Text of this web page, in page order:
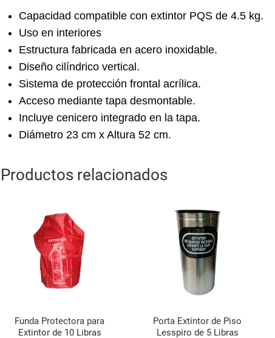
Capacidad compatible con extintor PQS de 4.5 kg.
Uso en interiores
Estructura fabricada en acero inoxidable.
Diseño cilíndrico vertical.
Sistema de protección frontal acrílica.
Acceso mediante tapa desmontable.
Incluye cenicero integrado en la tapa.
Diámetro 23 cm x Altura 52 cm.
Productos relacionados
Funda Protectora para
Extintor de 10 Libras
Porta Extintor de Piso
Lesspiro de 5 Libras